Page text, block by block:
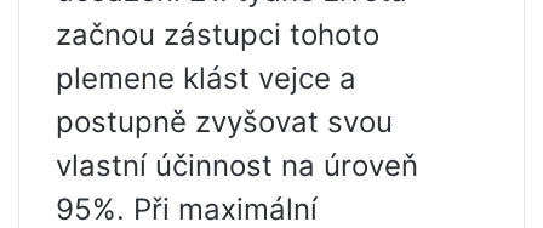
začnou zástupci tohoto
plemene klást vejce a
postupně zvyšovat svou
vlastní účinnost na úroveň
95%. Při maximální